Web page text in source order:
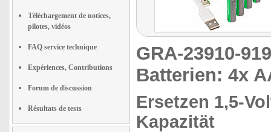
Téléchargement de notices,
pilotes, vidéos
FAQ service technique
Expériences, Contributions
Forum de discussion
Résultats de tests
GRA-23910-
Batterien: 4x
Ersetzen 1,5-
Kapazität